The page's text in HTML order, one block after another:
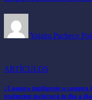
Yajaira Pacheco
ARTÍCULOS
¿Compra inteligente o compra
realmente mejorará tu día a día